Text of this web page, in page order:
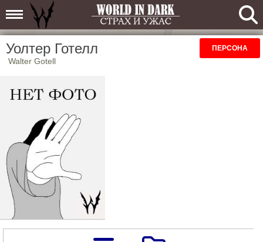
Уолтер Готелл
Walter Gotell
ПЕРСОНА